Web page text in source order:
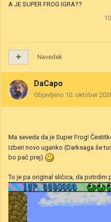
A JE SUPER FROG IGRA??
Navedek
DaCapo
Objavljeno 10. oktober
Ma seveda da je Super Frog!
Izberi novo uganko (Darksaga še
bo pač prej)
To je pa original sličica, da potrdim